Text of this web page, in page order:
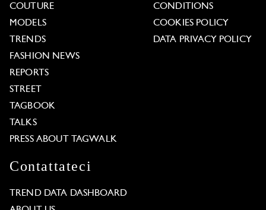
COUTURE
MODELS
TRENDS
FASHION NEWS
REPORTS
STREET
TAGBOOK
TALKS
PRESS ABOUT TAGWALK
CONDITIONS
COOKIES POLICY
DATA PRIVACY POLICY
Contattateci
TREND DATA DASHBOARD